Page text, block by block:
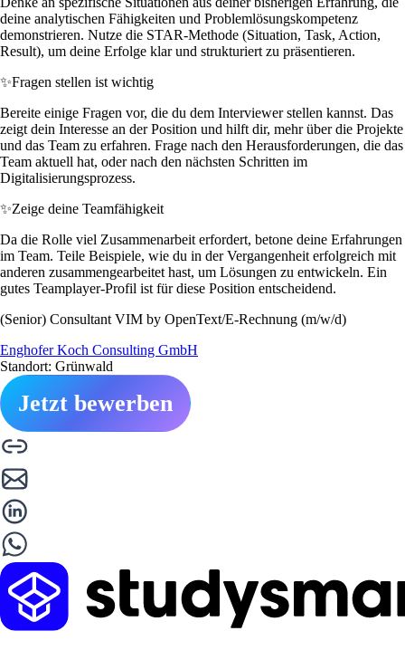
deine analytischen Fähigkeiten und Problemlösungskompetenz
demonstrieren. Nutze die STAR-Methode (Situation, Task, Action,
Result), um deine Erfolge klar und strukturiert zu präsentieren.
✨Fragen stellen ist wichtig
Bereite einige Fragen vor, die du dem Interviewer stellen kannst. Das
zeigt dein Interesse an der Position und hilft dir, mehr über die Projekte
und das Team zu erfahren. Frage nach den Herausforderungen, die das
Team aktuell hat, oder nach den nächsten Schritten im
Digitalisierungsprozess.
✨Zeige deine Teamfähigkeit
Da die Rolle viel Zusammenarbeit erfordert, betone deine Erfahrungen
im Team. Teile Beispiele, wie du in der Vergangenheit erfolgreich mit
anderen zusammengearbeitet hast, um Lösungen zu entwickeln. Ein
gutes Teamplayer-Profil ist für diese Position entscheidend.
(Senior) Consultant VIM by OpenText/E-Rechnung (m/w/d)
Enghofer Koch Consulting GmbH
Standort: Grünwald
Jetzt bewerben